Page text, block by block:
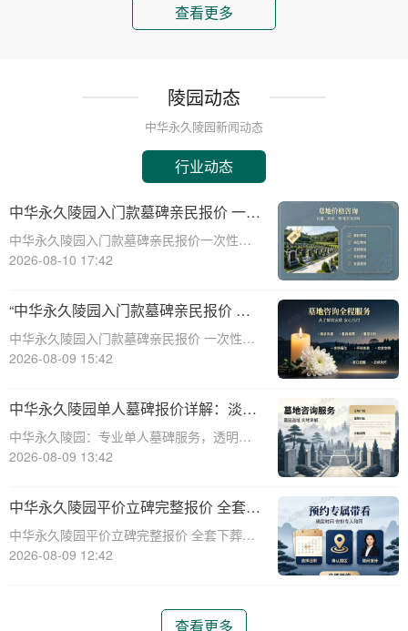
查看更多
陵园动态
中华永久陵园新闻动态
行业动态
中华永久陵园入门款墓碑亲民报价 一次
性付清享折上折活动详解
中华永久陵园入门款墓碑亲民报价一次性付
清享折上折活动详解☎ 中华永久陵园电
受公众信赖的陵园品牌，一直致力于为家属
提供高品质、高性价比的殡葬服务。近
2026-08-10 17:42
“中华永久陵园入门款墓碑亲民报价 一
次性付清享折上折：超值安葬方案深度
解析”
中华永久陵园入门款墓碑亲民报价 一次性付
清享折上折：超值安葬方案深度解析☎ 中华
中，我们总会面临生离死别的时刻。当亲人
离世，选择一个合适的安葬地点，
2026-08-09 15:42
中华永久陵园单人墓碑报价详解：淡季
下单享数千元优惠
中华永久陵园：专业单人墓碑服务，透明报
价与淡季优惠助力您选择理想安息之地☎ 中
园，作为业界领先的陵园服务提供商，深知
每一座墓碑背后承载的深情与敬意。
2026-08-09 13:42
中华永久陵园平价立碑完整报价 全套下
葬流程打包降价详解
中华永久陵园平价立碑完整报价 全套下葬流
程打包降价详解☎ 中华永久陵园电话:400-
下的是无尽的思念和缅怀。而中华
2026-08-09 12:42
查看更多